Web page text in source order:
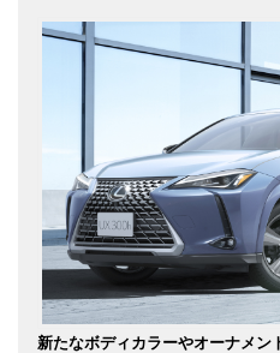
新たなボディカラーやオーナメン